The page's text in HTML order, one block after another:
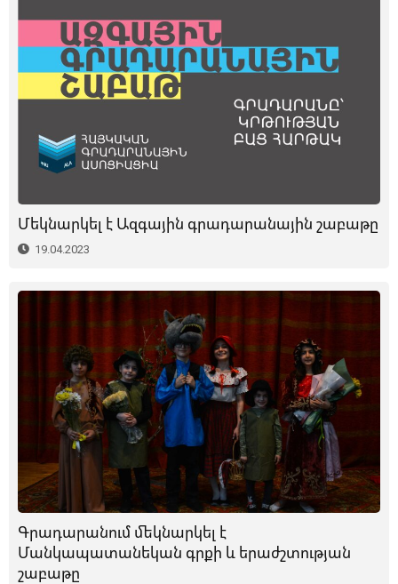
Մեկնարկել է Ազգային գրադարանային շաբաթը
19.04.2023
Գրադարանում մեկնարկել է
Մանկապատանեկան գրքի և երաժշտության
շաբաթը